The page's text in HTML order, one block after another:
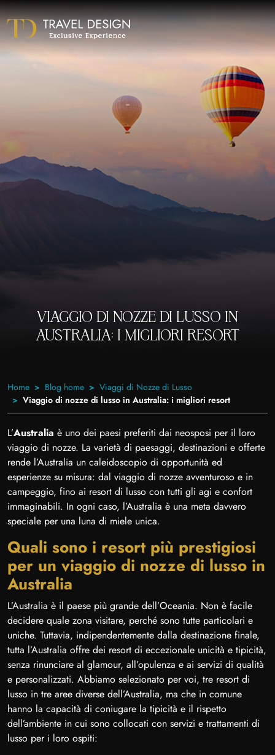
VIAGGIO DI NOZZE DI LUSSO IN
AUSTRALIA: I MIGLIORI RESORT
Home Blog home
Viaggi di Nozze di Lusso
Viaggio di nozze di lusso in Australia: i migliori resort
L’Australia è uno dei paesi preferiti dai neosposi per il loro
viaggio di nozze. La varietà di paesaggi, destinazioni e offerte
rende l’Australia un caleidoscopio di opportunità ed
esperienze su misura: dal viaggio di nozze avventuroso e in
campeggio, fino ai resort di lusso con tutti gli agi e confort
immaginabili. In ogni caso, l’Australia è una meta davvero
speciale per una luna di miele unica.
Quali sono i resort più prestigiosi
per un viaggio di nozze di lusso in
Australia
L’Australia è il paese più grande dell’Oceania. Non è facile
decidere quale zona visitare, perché sono tutte particolari e
uniche. Tuttavia, indipendentemente dalla destinazione finale,
tutta l’Australia offre dei resort di eccezionale unicità e tipicità,
senza rinunciare al glamour, all’opulenza e ai servizi di qualità
e personalizzati. Abbiamo selezionato per voi, tre resort di
lusso in tre aree diverse dell’Australia, ma che in comune
hanno la capacità di coniugare la tipicità e il rispetto
dell’ambiente in cui sono collocati con servizi e trattamenti di
lusso per i loro ospiti: